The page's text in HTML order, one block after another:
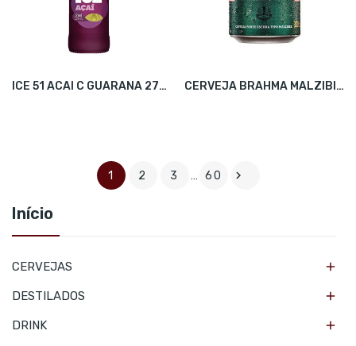
Início
CERVEJAS 
DESTILADOS 
DRINK 
ICE 51 ACAI C GUARANA 275ML C/6 CERVEJA BRAHMA MALZIBIER 350ML C/12
1 2 3 … 60 